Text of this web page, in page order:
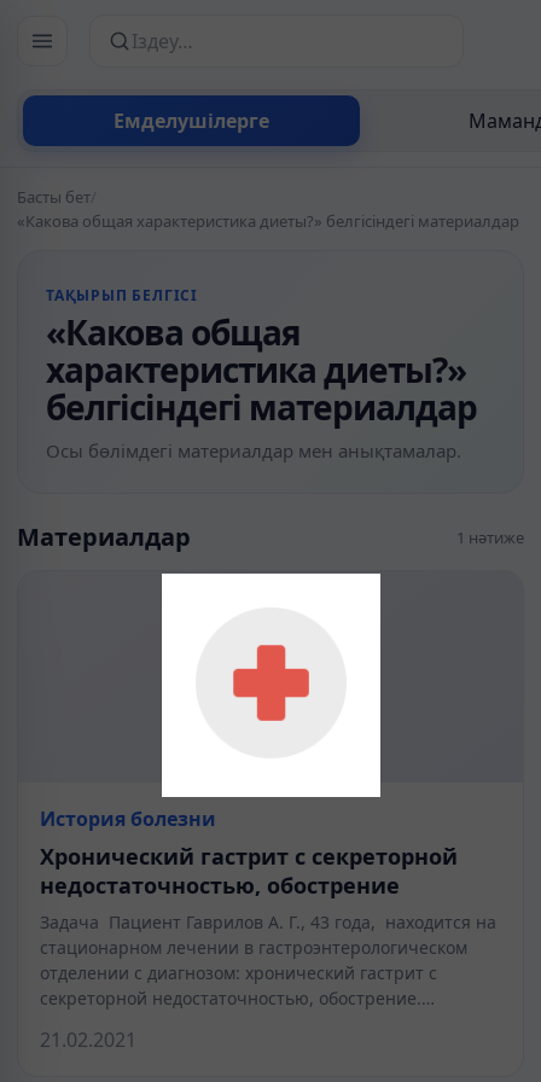
Емделушілерге
Сайттан іздеу
Басты бет/
«Какова общая характеристика диеты?» белгісіндегі материалдар
ТАҚЫРЫП БЕЛГІСІ
«Какова общая
характеристика диеты?»
белгісіндегі материалдар
Осы бөлімдегі материалдар мен анықтамалар.
Материалдар 1 нәтиже
История болезни
Хронический гастрит с секреторной
недостаточностью, обострение
Задача Пациент Гаврилов А. Г., 43 года, находится на
стационарном лечении в гастроэнтерологическом
отделении с диагнозом: хронический гастрит с
секреторной недостаточностью, обострение.…
21.02.2021